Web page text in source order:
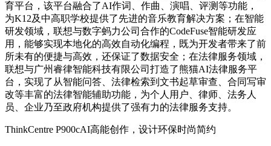
育平台，该平台融合了AI作词、作曲、演唱、评测等功能，
为K12及中高职学校提供了先进的音乐教育解决方案；在智能
研发领域，联想与数字蚂力公司合作的CodeFuse智能研发应
用，能够实现本地化的高效自动化编程，既为开发者带来了前
所未有的便捷与高效，还保证了数据安全；在法律服务领域，
联想与广州睿律智能科技有限公司打造了熊猫AI法律服务平
台，实现了从智能问答、法律检索到文书起草审查、合同写审
改等丰富的法律智能辅助功能，为个人用户、律师、法务人
员、企业乃至政府机构提供了强有力的法律服务支持。
ThinkCentre P900cAI高能创作，设计环保时尚简约